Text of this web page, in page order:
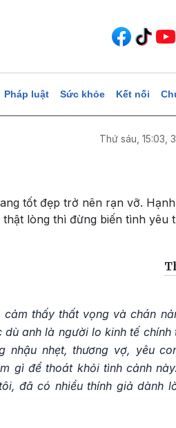
Pháp luật Sức khỏe Kết nối
Thứ sáu, 15:03,
tốt đẹp trở nên rạn vỡ.
lòng thì đừng biến tình yêu
thấy thất vọng và chán
anh là người lo kinh tế chính
nhậu nhẹt, thương vợ, yêu
gì để thoát khỏi tình cảnh
đã có nhiều thính giả dành